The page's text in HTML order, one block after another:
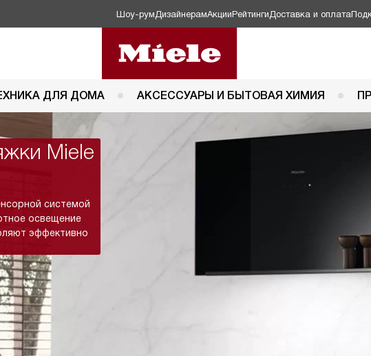
Шоу-рум ДизайнерамАкцииРейтинги Доставка и оплата
ДЛЯ ДОМА АКСЕССУАРЫ И БЫТОВАЯ ХИМИЯ
Miele
системой
освещение
эффективно